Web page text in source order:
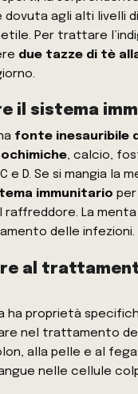
dovuta agli alti livelli
Per trattare
due tazze di tè
il sistema
fonte inesauribile
, calcio,
e D. Se si mangia la
immunitario per
La
delle infezioni.
al
ha proprietà
nel trattamento
alla pelle e al
nelle cellule